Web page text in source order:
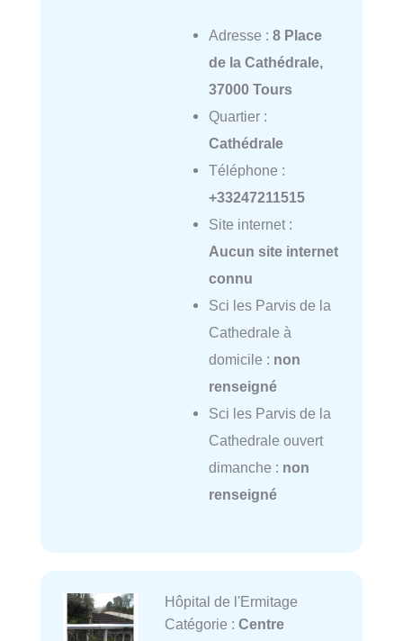
Adresse : 8 Place
de la Cathédrale,
37000 Tours
Quartier :
Cathédrale
Téléphone :
+33247211515
Site internet :
Aucun site internet
connu
Sci les Parvis de la
Cathedrale à
domicile : non
renseigné
Sci les Parvis de la
Cathedrale ouvert
dimanche : non
renseigné
Hôpital de l'Ermitage
Catégorie : Centre